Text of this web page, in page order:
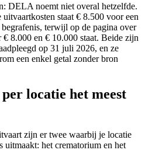
DELA noemt niet overal hetzelfde.
staat € 8.500 voor een
terwijl op de pagina over
€ 8.000 en € 10.000 staat. Beide zijn
op 31 juli 2026, en ze
een enkel getal zonder bron
locatie het meest
zijn er twee waarbij je locatie
uitmaakt: het crematorium en het